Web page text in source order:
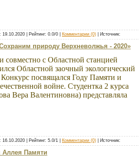
19.10.2020 | Рейтинг: 0.0/0 | Комментарии (0) | Источник:
природу Верхневолжья - 2020»
совместно с Областной станцией
Областной заочный экологический
посвящался Году Памяти и
войне. Студентка 2 курса
Вера Валентиновна) представляла
16.10.2020 | Рейтинг: 5.0/1 | Комментарии (0) | Источник:
Аллея Памяти